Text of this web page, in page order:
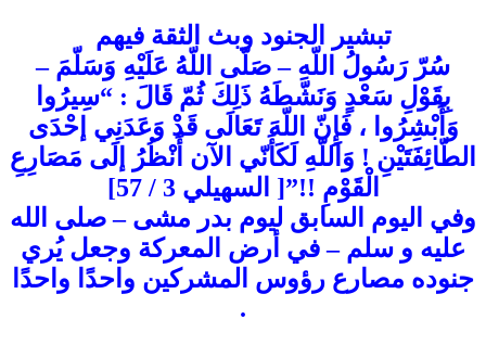
تبشير الجنود وبث الثقة فيهم
سُرّ رَسُولُ اللّهِ – صَلّى اللّهُ عَلَيْهِ وَسَلّمَ –
بِقَوْلِ سَعْدٍ وَنَشّطَهُ ذَلِكَ ثُمّ قَالَ : “سِيرُوا
وَأَبْشِرُوا ، فَإِنّ اللّهَ تَعَالَى قَدْ وَعَدَنِي إحْدَى
الطّائِفَتَيْنِ ! وَاَللّهِ لَكَأَنّي الآن أَنْظُرُ إلَى مَصَارِعِ
الْقَوْمِ !!”[ السهيلي 3 / 57]
وفي اليوم السابق ليوم بدر مشى – صلى الله
عليه و سلم – في أرض المعركة وجعل يُري
جنوده مصارع رؤوس المشركين واحدًا واحدًا
.